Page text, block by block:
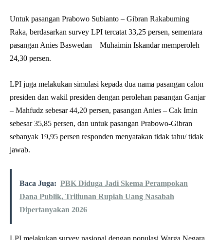
Untuk pasangan Prabowo Subianto – Gibran Rakabuming
Raka, berdasarkan survey LPI tercatat 33,25 persen, sementara
pasangan Anies Baswedan – Muhaimin Iskandar memperoleh
24,30 persen.
LPI juga melakukan simulasi kepada dua nama pasangan calon
presiden dan wakil presiden dengan perolehan pasangan Ganjar
– Mahfudz sebesar 44,20 persen, pasangan Anies – Cak Imin
sebesar 35,85 persen, dan untuk pasangan Prabowo-Gibran
sebanyak 19,95 persen responden menyatakan tidak tahu/ tidak
jawab.
Baca Juga: PBK Diduga Jadi Skema Perampokan
Dana Publik, Triliunan Rupiah Uang Nasabah
Dipertanyakan 2026